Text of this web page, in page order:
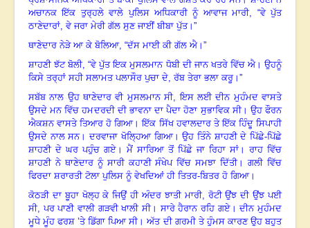
ਅਚਾਨਕ ਇੱਕ ਤੁਰ੍ਹਲੇ ਵਾਲੇ ਪੁਲਿਸ ਅਧਿਕਾਰੀ ਨੂੰ ਆਵਾਜ ਮਾਰੀ, “ਵੇ ਪੁੱਤ
ਠਾਣੇਦਾਰਾਂ, ਵੇ ਜਰਾ ਮੇਰੀ ਗੱਲ ਸੁਣ ਜਾਈਂ ਬੀਬਾ ਪੁੱਤ।”
ਥਾਣੇਦਾਰ ਨੇੜੇ ਆ ਕੇ ਬੋਲਿਆ, “ਦੱਸ ਮਾਈ ਕੀ ਗੱਲ ਐ।”
ਸ਼ਾਹਣੀ ਝੱਟ ਬੋਲੀ, “ਵੇ ਪੁੱਤ ਇਕ ਮੁਸਲਮਾਨ ਧੋਬੀ ਦੀ ਜਾਨ ਖਤਰੇ ਵਿੱਚ ਐ। ਉਹਨੂੰ
ਕਿਸੇ ਤਰ੍ਹਾਂ ਸਹੀ ਸਲਾਮਤ ਪਲਾਸੌਰ ਪੁਚਾ ਦੇ, ਰੱਬ ਤੇਰਾ ਭਲਾ ਕਰੂ।”
ਸਬੱਬ ਨਾਲ ਉਹ ਥਾਣੇਦਾਰ ਵੀ ਮੁਸਲਮਾਨ ਸੀ,ਇਸ ਲਈ ਦੀਨ ਮੁਹੰਮਦ ਵਾਸਤੇ
ਉਸਦੇ ਮਨ ਵਿੱਚ ਹਮਦਰਦੀ ਦੀ ਭਾਵਨਾ ਦਾ ਪੈਦਾ ਹੋਣਾ ਸੁਭਾਵਿਕ ਸੀ। ਉਹ ਫੌਰਨ
ਐਕਸ਼ਨ ਵਾਸਤੇ ਤਿਆਰ ਹੋ ਗਿਆ। ਇੱਕ ਸਿੱਖ ਹਵਾਲਦਾਰ ਤੇ ਇੱਕ ਹਿੰਦੂ ਸਿਪਾਹੀ
ਉਸਦੇ ਨਾਲ ਸਨ। ਦਰਵਾਜਾ ਖੋਲ੍ਹਿਆ ਗਿਆ। ਉਹ ਤਿੰਨੇ ਸ਼ਾਹਣੀ ਦੇ ਪਿੱਛੇ-ਪਿੱਛੇ
ਸ਼ਾਹਣੀ ਦੇ ਘਰ ਪਹੁੰਚ ਗਏ। ਮੈਂ ਸਾਰਿਆ ਤੋਂ ਪਿੱਛੇ ਜਾ ਰਿਹਾ ਸਾਂ। ਰਾਹ ਵਿੱਚ
ਸ਼ਾਹਣੀ ਨੇ ਥਾਣੇਦਾਰ ਨੂੰ ਸਾਰੀ ਕਹਾਣੀ ਸੰਖੇਪ ਵਿੱਚ ਸਮਝਾ ਦਿੱਤੀ। ਗਲੀ ਵਿੱਚ
ਫਿਰਦਾ ਸ਼ਰਾਰਤੀ ਟੋਲਾ ਪੁਲਿਸ ਨੂੰ ਵੇਖਦਿਆਂ ਹੀ ਤਿਤਰ-ਬਿਤਰ ਹੋ ਗਿਆ।
ਕੋਠੜੀ ਦਾ ਬੂਹਾ ਖੋਲ੍ਹ ਕੇ ਜਿਉਂ ਹੀ ਅੰਦਰ ਝਾਤੀ ਮਾਰੀ, ਰੋਟੀ ਉਂਝ ਦੀ ਉਂਝ ਪਈ
ਸੀ, ਪਰ ਪਾਣੀ ਵਾਲੀ ਗੜਵੀ ਖਾਲੀ ਸੀ। ਸਾਰੇ ਹੈਰਾਨ ਰਹਿ ਗਏ। ਦੀਨ ਮੁਹੰਮਦ
ਮੂਧੇ ਮੂੰਹ ਫਰਸ਼ ’ਤੇ ਡਿੱਗਾ ਪਿਆ ਸੀ। ਅੱਤ ਦੀ ਗਰਮੀ ਤੇ ਹੁੰਮਸ ਕਾਰਣ ਉਹ ਬਹੁਤ